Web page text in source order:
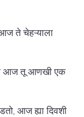
ते चेहऱ्याला
आज तू आणखी एक
आज ह्या दिवशी